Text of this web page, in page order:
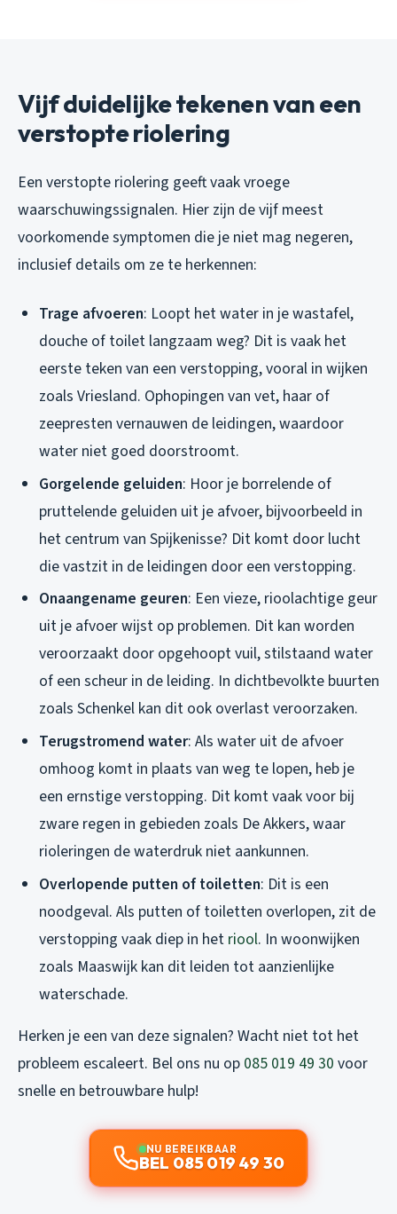
Vijf duidelijke tekenen van een
verstopte riolering
Een verstopte riolering geeft vaak vroege
waarschuwingssignalen. Hier zijn de vijf meest
voorkomende symptomen die je niet mag negeren,
inclusief details om ze te herkennen:
Trage afvoeren: Loopt het water in je wastafel,
douche of toilet langzaam weg? Dit is vaak het
eerste teken van een verstopping, vooral in wijken
zoals Vriesland. Ophopingen van vet, haar of
zeepresten vernauwen de leidingen, waardoor
water niet goed doorstroomt.
Gorgelende geluiden: Hoor je borrelende of
pruttelende geluiden uit je afvoer, bijvoorbeeld in
het centrum van Spijkenisse? Dit komt door lucht
die vastzit in de leidingen door een verstopping.
Onaangename geuren: Een vieze, rioolachtige geur
uit je afvoer wijst op problemen. Dit kan worden
veroorzaakt door opgehoopt vuil, stilstaand water
of een scheur in de leiding. In dichtbevolkte buurten
zoals Schenkel kan dit ook overlast veroorzaken.
Terugstromend water: Als water uit de afvoer
omhoog komt in plaats van weg te lopen, heb je
een ernstige verstopping. Dit komt vaak voor bij
zware regen in gebieden zoals De Akkers, waar
rioleringen de waterdruk niet aankunnen.
Overlopende putten of toiletten: Dit is een
noodgeval. Als putten of toiletten overlopen, zit de
verstopping vaak diep in het riool. In woonwijken
zoals Maaswijk kan dit leiden tot aanzienlijke
waterschade.
Herken je een van deze signalen? Wacht niet tot het
probleem escaleert. Bel ons nu op 085 019 49 30 voor
snelle en betrouwbare hulp!
NU BEREIKBAAR
BEL 085 019 49 30